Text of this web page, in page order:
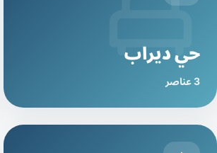
حي ديراب
3 عناصر